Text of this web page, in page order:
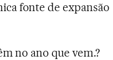
fonte de expansão
no ano que vem.?